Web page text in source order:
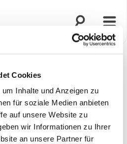
Cookies
Inhalte und Anzeigen zu
für soziale Medien anbieten
auf unsere Website zu
wir Informationen zu Ihrer
an unsere Partner für
Suche öffnen